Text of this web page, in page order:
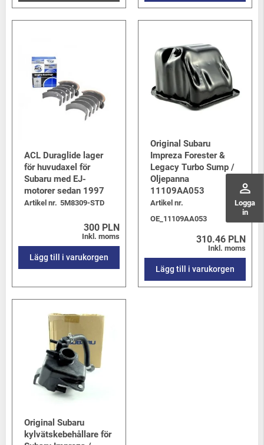
perm_identity
Logga
in
ACL Duraglide lager
för huvudaxel för
Subaru med EJ-
motorer sedan 1997
Artikel nr. 5M8309-STD
300 PLN
Inkl. moms
Lägg till i varukorgen
Original Subaru
Impreza Forester &
Legacy Turbo Sump /
Oljepanna
11109AA053
Artikel nr.
OE_11109AA053
310.46 PLN
Inkl. moms
Lägg till i varukorgen
Original Subaru
kylvätskebehållare för